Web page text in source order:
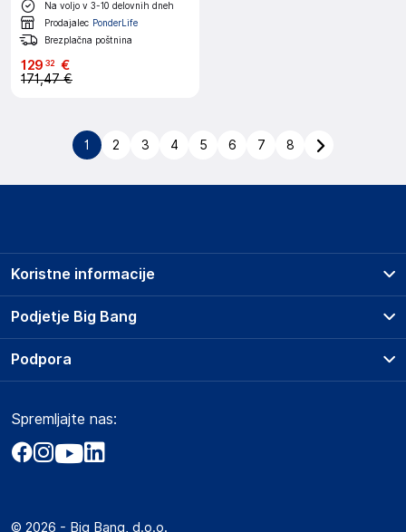
Na voljo v 3-10 delovnih dneh
Prodajalec PonderLife
Brezplačna poštnina
129 32 €
171,47 €
1 2 3 4 5 6 7 8
Podjetje Big Bang
O podjetju
Obvestila za javnost
Akt o digitalnih storitvah
Marketplace za partnerje
Koristne informacije
Prodajna mesta
Storitve
Dostava, vnos in odvoz
Zavarovanje izdelkov
Podpora
Marketplace
Kako oddati naročilo?
Spremljajte nas:
© 2026 - Big Bang, d.o.o.